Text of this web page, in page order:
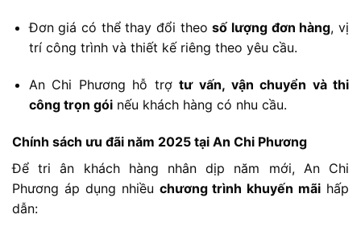
Đơngiácó thểthayđổi theosố lượng đơn hàng,vị
trí công trình và thiết kế riêng theo yêu cầu.
An Chi Phương hỗ trợtư vấn, vậnchuyển vàthi
công trọn gói nếu khách hàng có nhu cầu.
Chính sách ưu đãi năm 2025 tại An Chi Phương
Đểtriân khách hàng nhândịp năm mới, An Chi
Phương áp dụng nhiều chươngtrình khuyến mãi hấp
dẫn: